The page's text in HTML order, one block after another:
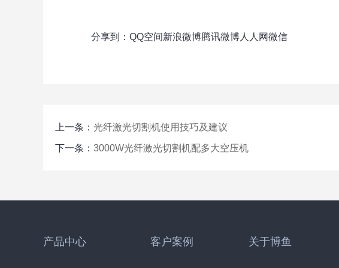
分享到： QQ空间新浪微博腾讯微博 人人网微信
上一条： 光纤激光切割机使用技巧及建议
下一条： 3000W光纤激光切割机配多大空压机
产品中心 客户案例 关于博鱼